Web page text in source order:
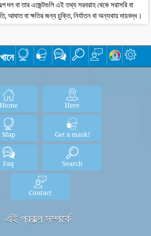
দল বা তার এজেন্টগুলি এই তথ্য সরবরাহ থেকে সরাসরি বা
আঘাত বা ক্ষতির জন্য চুক্তি, নির্যাতন বা অন্যথায় দায়বদ্ধ।
Home Here
Map Get a mask!
Faq Search
Contact
এই প্রকল্প সম্পর্কে